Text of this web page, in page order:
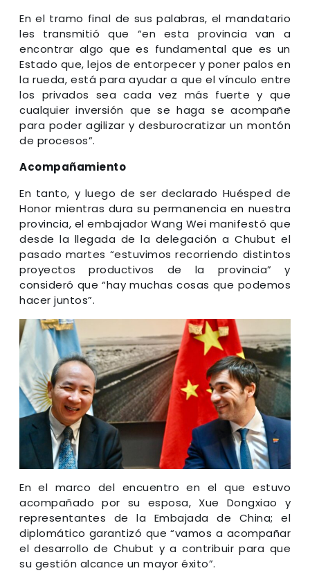
En el tramo final de sus palabras, el mandatario
les transmitió que “en esta provincia van a
encontrar algo que es fundamental que es un
Estado que, lejos de entorpecer y poner palos en
la rueda, está para ayudar a que el vínculo entre
los privados sea cada vez más fuerte y que
cualquier inversión que se haga se acompañe
para poder agilizar y desburocratizar un montón
de procesos”.
Acompañamiento
En tanto, y luego de ser declarado Huésped de
Honor mientras dura su permanencia en nuestra
provincia, el embajador Wang Wei manifestó que
desde la llegada de la delegación a Chubut el
pasado martes “estuvimos recorriendo distintos
proyectos productivos de la provincia” y
consideró que “hay muchas cosas que podemos
hacer juntos”.
En el marco del encuentro en el que estuvo
acompañado por su esposa, Xue Dongxiao y
representantes de la Embajada de China; el
diplomático garantizó que “vamos a acompañar
el desarrollo de Chubut y a contribuir para que
su gestión alcance un mayor éxito”.